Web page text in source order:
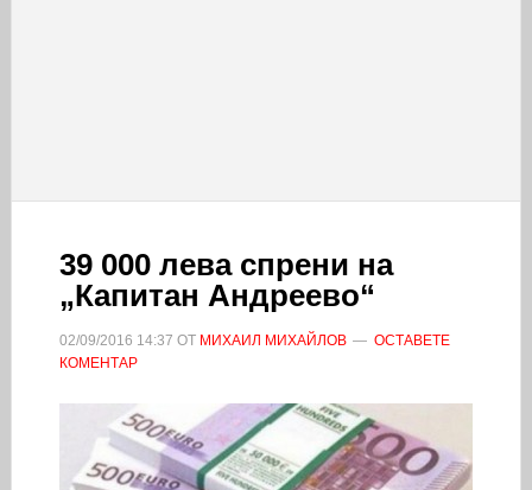
39 000 лева спрени на
„Капитан Андреево“
02/09/2016 14:37 ОТ МИХАИЛ МИХАЙЛОВ
ОСТАВЕТЕ
КОМЕНТАР